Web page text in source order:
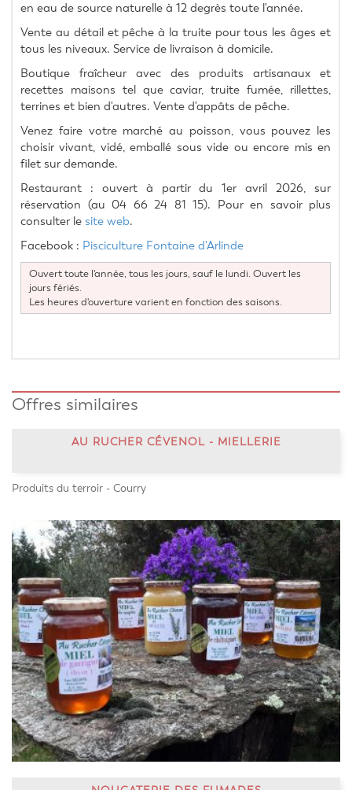
en eau de source naturelle à 12 degrès toute l'année.
Vente au détail et pêche à la truite pour tous les âges et
tous les niveaux. Service de livraison à domicile.
Boutique fraîcheur avec des produits artisanaux et
recettes maisons tel que caviar, truite fumée, rillettes,
terrines et bien d'autres. Vente d'appâts de pêche.
Venez faire votre marché au poisson, vous pouvez les
choisir vivant, vidé, emballé sous vide ou encore mis en
filet sur demande.
Restaurant : ouvert à partir du 1er avril 2026, sur
réservation (au 04 66 24 81 15). Pour en savoir plus
consulter le site web.
Facebook : Pisciculture Fontaine d'Arlinde
Ouvert toute l'année, tous les jours, sauf le lundi. Ouvert les
jours fériés.
Les heures d'ouverture varient en fonction des saisons.
Offres similaires
AU RUCHER CÉVENOL - MIELLERIE
Produits du terroir - Courry